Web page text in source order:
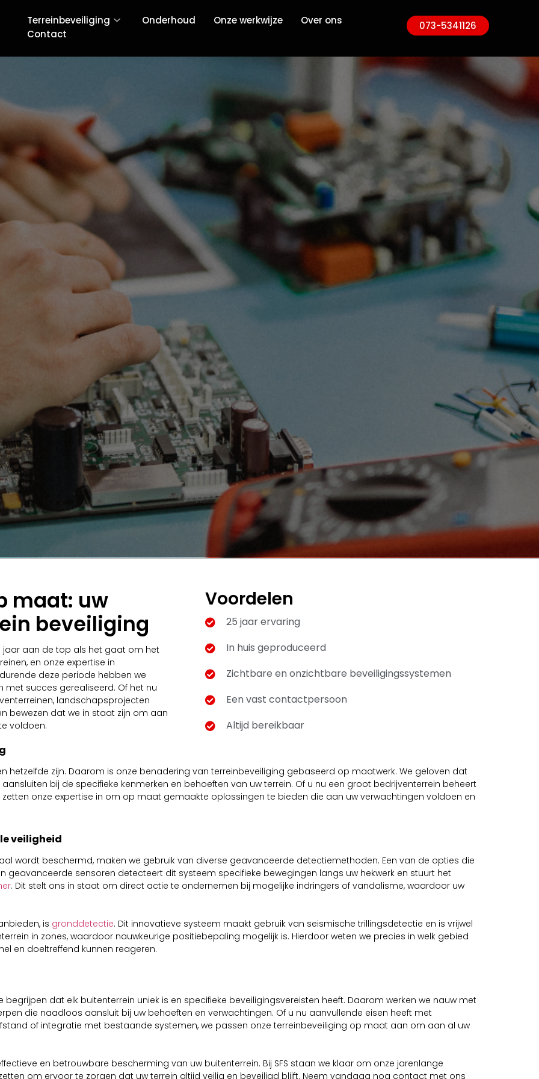
Terreinbeveiliging Onderhoud Onze werkwijze
Over ons
Contact
073-5341126
maat: uw
beveiliging
jaar aan de top als het gaat om het
en onze expertise in
deze periode hebben we
succes gerealiseerd. Of het nu
landschapsprojecten
bewezen dat we in staat zijn om aan
voldoen.
Voordelen
25 jaar ervaring
In huis geproduceerd
Zichtbare en onzichtbare beveiligingssystemen
Een vast contactpersoon
Altijd bereikbaar
hetzelfde zijn. Daarom is onze benadering van terreinbeveiliging gebaseerd op maatwerk. We geloven dat
bij de specifieke kenmerken en behoeften van uw terrein. Of u nu een groot bedrijventerrein beheert
onze expertise in om op maat gemaakte oplossingen te bieden die aan uw verwachtingen voldoen en
veiligheid
wordt beschermd, maken we gebruik van diverse geavanceerde detectiemethoden. Een van de opties die
geavanceerde sensoren detecteert dit systeem specifieke bewegingen langs uw hekwerk en stuurt het
. Dit stelt ons in staat om direct actie te ondernemen bij mogelijke indringers of vandalisme, waardoor uw
is gronddetectie. Dit innovatieve systeem maakt gebruik van seismische trillingsdetectie en is vrijwel
in zones, waardoor nauwkeurige positiebepaling mogelijk is. Hierdoor weten we precies in welk gebied
en doeltreffend kunnen reageren.
begrijpen dat elk buitenterrein uniek is en specifieke beveiligingsvereisten heeft. Daarom werken we nauw met
die naadloos aansluit bij uw behoeften en verwachtingen. Of u nu aanvullende eisen heeft met
of integratie met bestaande systemen, we passen onze terreinbeveiliging op maat aan om aan al uw
en betrouwbare bescherming van uw buitenterrein. Bij SFS staan we klaar om onze jarenlange
om ervoor te zorgen dat uw terrein altijd veilig en beveiligd blijft. Neem vandaag nog contact met ons